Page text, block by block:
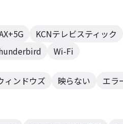
KCNテレビスティック
Wi-Fi
ィンドウズ 映らない
エラ